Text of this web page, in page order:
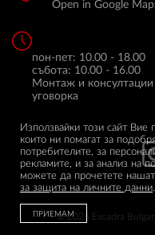
Open in Google
пон-пет: 10.00 - 18.00
събота: 10.00 - 16.00
Монтаж и
уговорка
© 2026 Escadra
Използвайки този сайт Вие
които ни помагат за
потребителите, за
рекламите, и за анализ на
можете да прочетете
за защита на личните данни.
ПРИЕМАМ